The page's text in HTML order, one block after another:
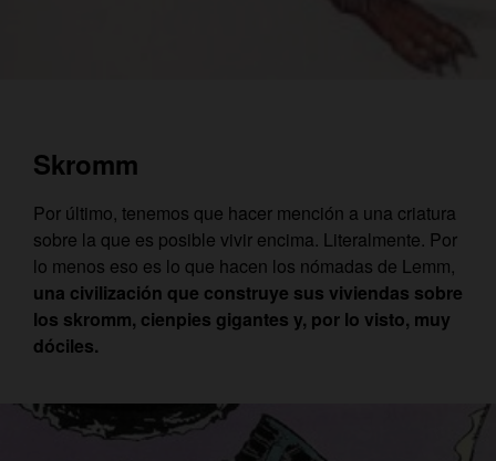
Skromm
Por último, tenemos que hacer mención a una criatura
sobre la que es posible vivir encima. Literalmente. Por
lo menos eso es lo que hacen los nómadas de Lemm,
una civilización que construye sus viviendas sobre
los skromm, cienpies gigantes y, por lo visto, muy
dóciles.